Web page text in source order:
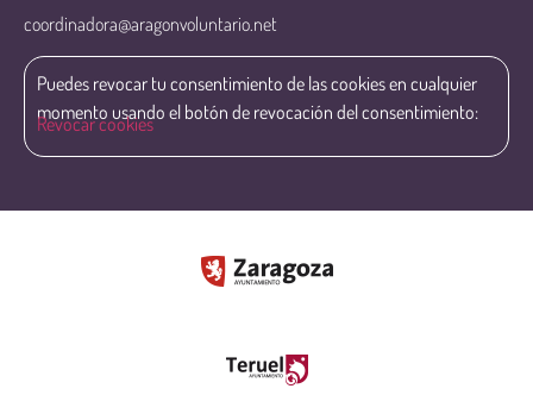
coordinadora@aragonvoluntario.net
Puedes revocar tu consentimiento de las cookies en cualquier
momento usando el botón de revocación del consentimiento:
Revocar cookies